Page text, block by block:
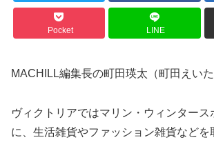
Pocket LINE
MACHILL編集長の町田瑛太（町田えいた
ヴィクトリアではマリン・ウィンタース
に、生活雑貨やファッション雑貨などを